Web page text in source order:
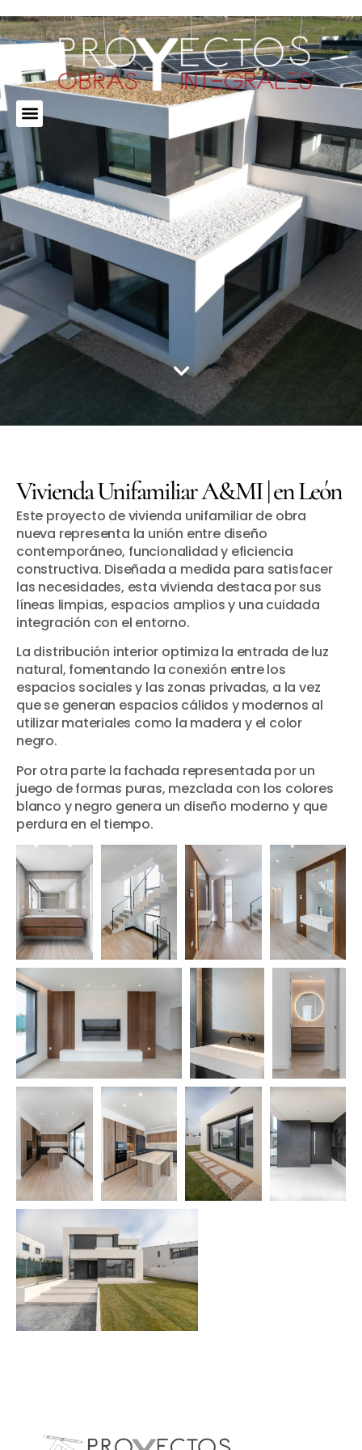
Vivienda Unifamiliar A&MI | en León
Este proyecto de vivienda unifamiliar de obra
nueva representa la unión entre diseño
contemporáneo, funcionalidad y eficiencia
constructiva. Diseñada a medida para satisfacer
las necesidades, esta vivienda destaca por sus
líneas limpias, espacios amplios y una cuidada
integración con el entorno.
La distribución interior optimiza la entrada de luz
natural, fomentando la conexión entre los
espacios sociales y las zonas privadas, a la vez
que se generan espacios cálidos y modernos al
utilizar materiales como la madera y el color
negro.
Por otra parte la fachada representada por un
juego de formas puras, mezclada con los colores
blanco y negro genera un diseño moderno y que
perdura en el tiempo.